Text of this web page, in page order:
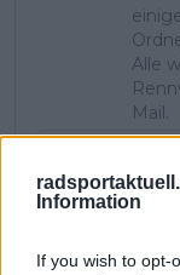
Information
If you wish to opt-
Alle
Mail.